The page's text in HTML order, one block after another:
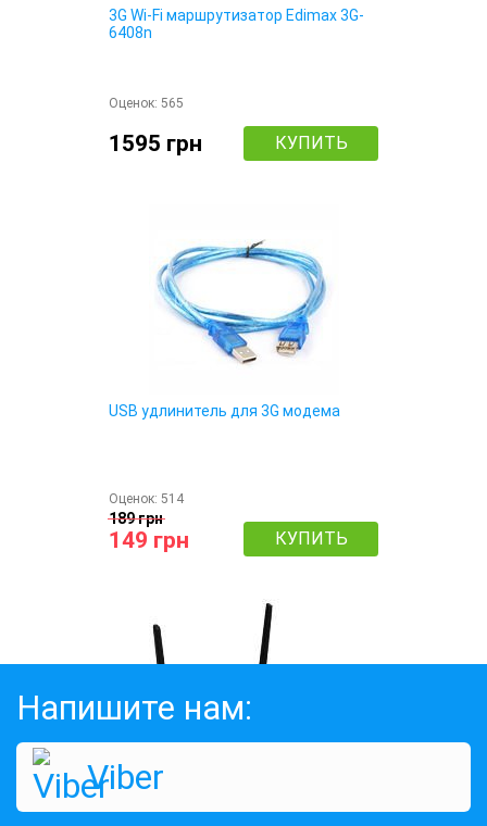
3G Wi-Fi маршрутизатор Edimax 3G-
6408n
Оценок: 565
1595 грн КУПИТЬ
USB удлинитель для 3G модема
Оценок: 514
189 грн
149 грн КУПИТЬ
Напишите нам:
Viber